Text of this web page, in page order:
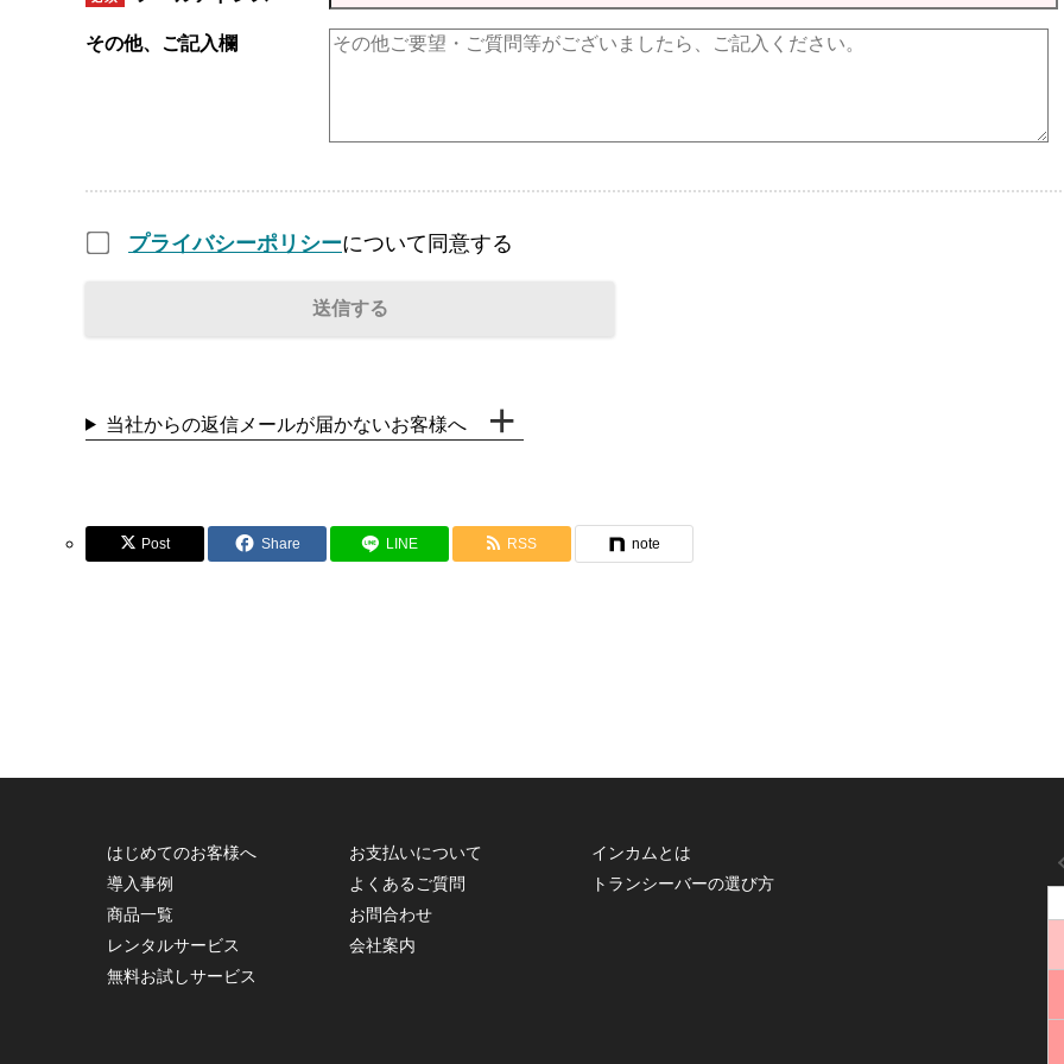
その他、ご記入欄
プライバシーポリシーについて同意する
当社からの返信メールが届かないお客様へ
Post Share LINE RSS note
はじめてのお客様へ
導入事例
商品一覧
レンタルサービス
無料お試しサービス
お支払いについて
よくあるご質問
お問合わせ
会社案内
インカムとは
トランシーバーの選び方